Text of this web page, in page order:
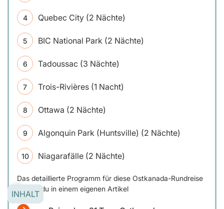
Quebec City (2 Nächte)
BIC National Park (2 Nächte)
Tadoussac (3 Nächte)
Trois-Rivières (1 Nacht)
Ottawa (2 Nächte)
Algonquin Park (Huntsville) (2 Nächte)
Niagarafälle (2 Nächte)
Das detaillierte Programm für diese Ostkanada-Rundreise
findest du in einem eigenen Artikel
INHALT